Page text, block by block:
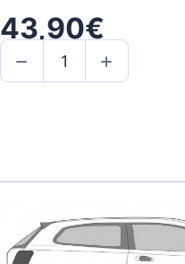
43,90€